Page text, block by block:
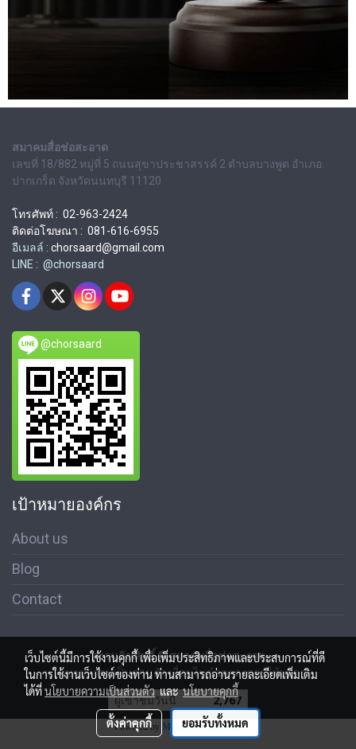
สมาคมสื่อช่อสะอาด
เลขที่ 18/882 หมู่ที่ 5 ถนนสุขาประชาสรรค์ 2 ตำบลบางพูด อำเภอ
ปากเกร็ด จังหวัดนนทบุรี 11120
โทรศัพท์ : 02-963-2424
ติดต่อโฆษณา : 081-616-6955
อีเมลล์ : chorsaard@gmail.com
LINE : @chorsaard
@chorsaard
เป้าหมายองค์กร
About us
Blog
Contact
สงวนลิขสิทธิ์ © สมาคมสื่อช่อสะอาด
นโนบายความเป็นส่วนตัว เงื่อนไขข้อตกลงการใช้บริการ
ผู้เข้าชมวันนี้ 2,767
Powered by MakeWebEasy.com
เว็บไซต์นี้มีการใช้งานคุกกี้ เพื่อเพิ่มประสิทธิภาพและประสบการณ์ที่ดี
ในการใช้งานเว็บไซต์ของท่าน ท่านสามารถอ่านรายละเอียดเพิ่มเติม
ได้ที่นโยบายความเป็นส่วนตัวและนโยบายคุกกี้
ตั้งค่าคุกกี้ ยอมรับทั้งหมด